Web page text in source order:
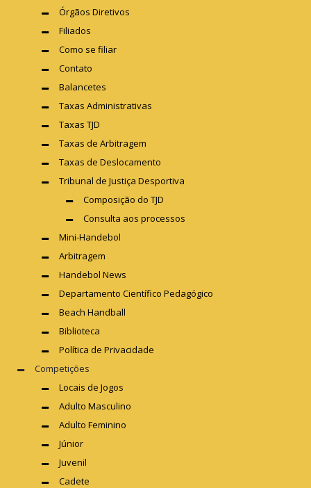
Órgãos Diretivos
Filiados
Como se filiar
Contato
Balancetes
Taxas Administrativas
Taxas TJD
Taxas de Arbitragem
Taxas de Deslocamento
Tribunal de Justiça Desportiva
Composição do TJD
Consulta aos processos
Mini-Handebol
Arbitragem
Handebol News
Departamento Científico Pedagógico
Beach Handball
Biblioteca
Política de Privacidade
Competições
Locais de Jogos
Adulto Masculino
Adulto Feminino
Júnior
Juvenil
Cadete